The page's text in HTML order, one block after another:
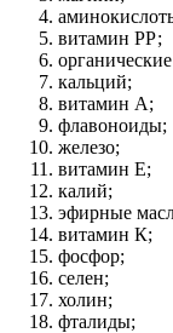
витамин РР;
кальций;
витамин А;
флавоноиды;
железо;
витамин Е;
калий;
эфирные
витамин К;
фосфор;
селен;
холин;
фталиды;